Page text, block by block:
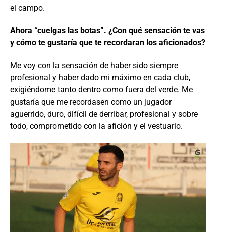
el campo.
Ahora “cuelgas las botas”. ¿Con qué sensación te vas
y cómo te gustaría que te recordaran los aficionados?
Me voy con la sensación de haber sido siempre
profesional y haber dado mi máximo en cada club,
exigiéndome tanto dentro como fuera del verde. Me
gustaría que me recordasen como un jugador
aguerrido, duro, difícil de derribar, profesional y sobre
todo, comprometido con la afición y el vestuario.